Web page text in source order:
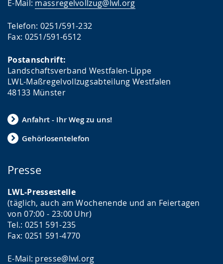
E-Mail: massregelvollzug@lwl.org
Telefon: 0251/591-232
Fax: 0251/591-6512
Postanschrift:
Landschaftsverband Westfalen-Lippe
LWL-Maßregelvollzugsabteilung Westfalen
48133 Münster
Anfahrt - Ihr Weg zu uns!
Gehörlosentelefon
Presse
LWL-Pressestelle
(täglich, auch am Wochenende und an Feiertagen
von 07:00 - 23:00 Uhr)
Tel.: 0251 591-235
Fax: 0251 591-4770
E-Mail: presse@lwl.org